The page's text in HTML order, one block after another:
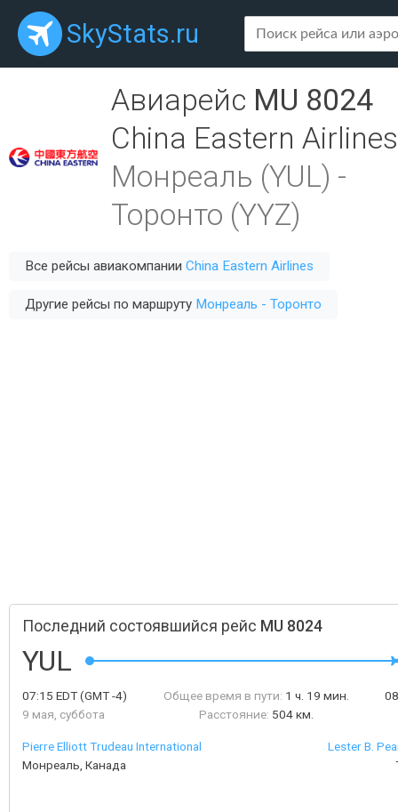
SkyStats.ru
Авиарейс MU 8024
China Eastern Airlines
Монреаль (YUL) -
Торонто (YYZ)
Все рейсы авиакомпании China Eastern Airlines
Другие рейсы по маршруту Монреаль - Торонто
Последний состоявшийся рейс MU 8024
YUL
07:15 EDT(GMT -4)
9 мая, суббота
Общее время в пути: 1 ч. 19 мин.
Расстояние: 504 км.
Pierre Elliott Trudeau International
Монреаль, Канада
Lester B.